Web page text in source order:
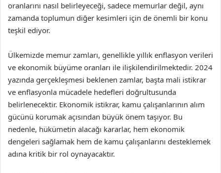
oranlarını nasıl belirleyeceği, sadece memurlar değil, aynı
zamanda toplumun diğer kesimleri için de önemli bir konu
teşkil ediyor.
Ülkemizde memur zamları, genellikle yıllık enflasyon verileri
ve ekonomik büyüme oranları ile ilişkilendirilmektedir. 2024
yazında gerçekleşmesi beklenen zamlar, başta mali istikrar
ve enflasyonla mücadele hedefleri doğrultusunda
belirlenecektir. Ekonomik istikrar, kamu çalışanlarının alım
gücünü korumak açısından büyük önem taşıyor. Bu
nedenle, hükümetin alacağı kararlar, hem ekonomik
dengeleri sağlamak hem de kamu çalışanlarını desteklemek
adına kritik bir rol oynayacaktır.